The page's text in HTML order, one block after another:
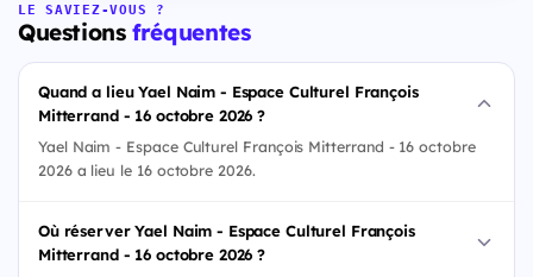
LE SAVIEZ-VOUS ?
Questionsfréquentes
Quand a lieu Yael Naim - Espace Culturel François
Mitterrand - 16 octobre 2026 ?
Yael Naim - Espace Culturel François Mitterrand - 16 octobre
2026 a lieu le 16 octobre 2026.
Où réserver Yael Naim - Espace Culturel François
Mitterrand - 16 octobre 2026 ?